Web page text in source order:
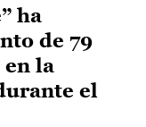
ha
de 79
en la
el